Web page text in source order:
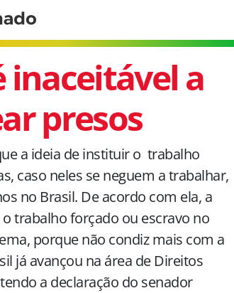
inaceitável a
presos
a ideia de instituir o trabalho
caso neles se neguem a trabalhar,
no Brasil. De acordo com ela, a
trabalho forçado ou escravo no
porque não condiz mais com a
já avançou na área de Direitos
a declaração do senador